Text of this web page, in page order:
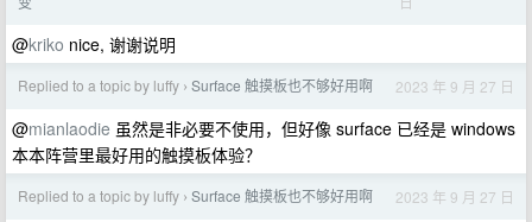
@kriko nice, 谢谢说明
Replied to a topic by luffy › Surface 触摸板也不够好用啊 2023 年 9 月 27 日
@mianlaodie 虽然是非必要不使用，但好像 surface 已经是 windows
本本阵营里最好用的触摸板体验？
Replied to a topic by luffy › Surface 触摸板也不够好用啊 2023 年 9 月 27 日